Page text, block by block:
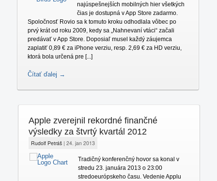
najúspešnejších mobilných hier všetkých
čias je dostupná v App Store zadarmo.
Spoločnosť Rovio sa k tomuto kroku odhodlala vôbec po
prvý krát od roku 2009, kedy sa „Nahnevaní vtáci“ začali
predávať v App Store. Doposiaľ musel každý záujemca
zaplatiť 0,89 € za iPhone verziu, resp. 2,69 € za HD verziu,
ktorá bola určená pre [...]
Čítať ďalej →
Apple zverejnil rekordné finančné
výsledky za štvrtý kvartál 2012
Rudolf Petráš| 24. jan 2013
Tradičný konferenčný hovor sa konal v
stredu 23. januára 2013 o 23:00
stredoeurópskeho času. Vedenie Applu